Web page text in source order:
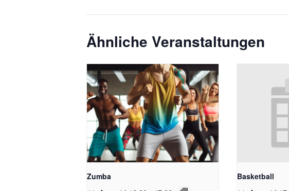
Ähnliche Veranstaltungen
Zumba Basketball